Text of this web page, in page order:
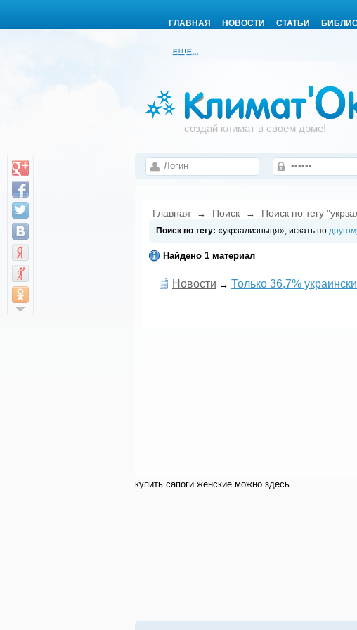
ГЛАВНАЯ НОВОСТИ СТАТЬИ
ЕЩЕ...
создай климат в своем доме!
Главная → Поиск → Поиск по тегу
Поиск по тегу: «укрзализныця», искать по
Найдено 1 материал
Новости → Только 36,7%
купить cапоги женские можно здесь